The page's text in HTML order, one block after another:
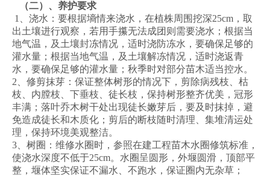
（二）、养护要求
1、浇水：要根据墒情来浇水，在植株周围挖深25cm，取
出土壤进行观察，若用手攥无法成团则需要浇水；根据当
地气温，及土壤封冻情况，适时浇防冻水，要确保足够的
灌水量；根据当地气温，及土壤解冻情况，适时浇返青
水，要确保足够的灌水量；秋季时对部分苗木适当控水。
2、修剪抹芽：保证整体树形的情况下，剪除病残枝、枯
枝、内膛枝、下垂枝、徒长枝，保持树形整齐优美，冠形
丰满；落叶乔木树干处出现徒长嫩芽后，要及时抹掉，避
免造成徒长和木质化；剪后的断枝随时清理、集堆清运处
理，保持环境美观整洁。
3、树圈：维修水圈时，参照在建工程苗木水圈修筑标准，
使浇水深度不低于25cm。水圈呈圆形，外堰圆滑，顶部平
整，堰体坚实保证不漏水、不跑水，保证圈内无杂草；